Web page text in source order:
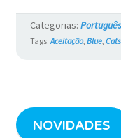
Categorias: Português
Tags:Aceitação, Blue, Cats
NOVIDADES